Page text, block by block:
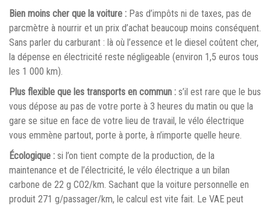
Bien moins cher que la voiture : Pas d’impôts ni de taxes, pas de
parcmètre à nourrir et un prix d’achat beaucoup moins conséquent.
Sans parler du carburant : là où l’essence et le diesel coûtent cher,
la dépense en électricité reste négligeable (environ 1,5 euros tous
les 1 000 km).
Plus flexible que les transports en commun : s’il est rare que le bus
vous dépose au pas de votre porte à 3 heures du matin ou que la
gare se situe en face de votre lieu de travail, le vélo électrique
vous emmène partout, porte à porte, à n’importe quelle heure.
Écologique : si l’on tient compte de la production, de la
maintenance et de l’électricité, le vélo électrique a un bilan
carbone de 22 g CO2/km. Sachant que la voiture personnelle en
produit 271 g/passager/km, le calcul est vite fait. Le VAE peut